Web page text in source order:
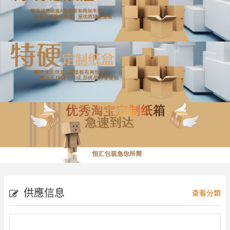
供應信息 查看分類